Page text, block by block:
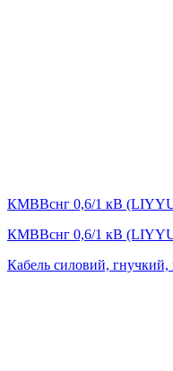
КМВВснг 0,6/1 кВ
КМВВснг 0,6/1 кВ
Кабель силовий,